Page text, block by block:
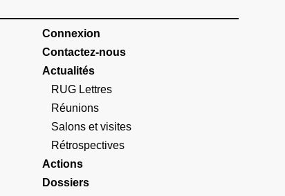
Connexion
Contactez-nous
Actualités
RUG Lettres
Réunions
Salons et visites
Rétrospectives
Actions
Dossiers